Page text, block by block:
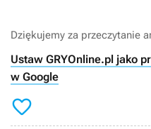
Dziękujemy za przeczytanie
Ustaw GRYOnline.pl jako
w Google
